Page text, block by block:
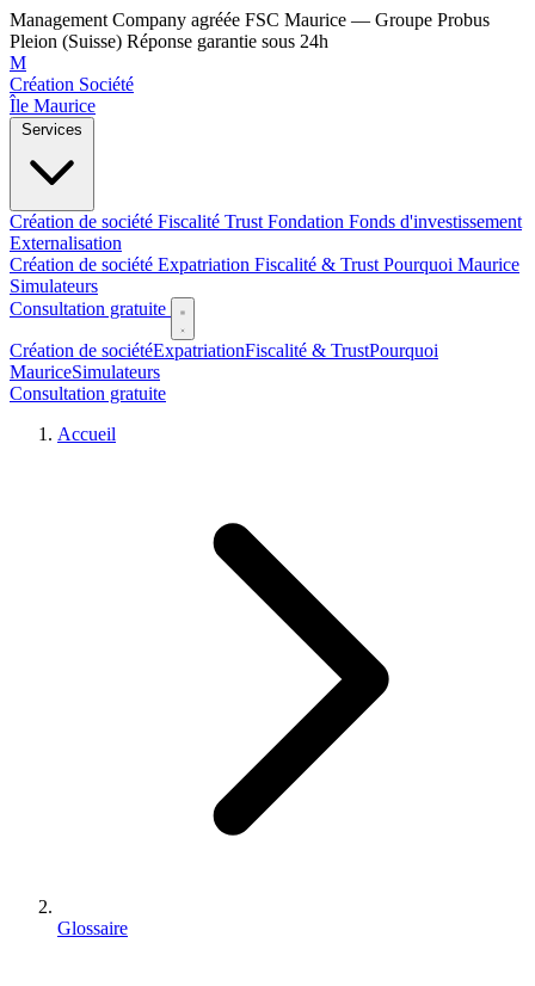
Management Company agréée FSC Maurice — Groupe Probus
Pleion (Suisse) Réponse garantie sous 24h
M
Création Société
Île Maurice
Création de société Fiscalité Trust Fondation Fonds d'investissement
Externalisation
Création de société Expatriation Fiscalité & Trust Pourquoi Maurice
Simulateurs
Consultation gratuite
Création de sociétéExpatriationFiscalité & TrustPourquoi
MauriceSimulateurs
Consultation gratuite
Accueil
Glossaire